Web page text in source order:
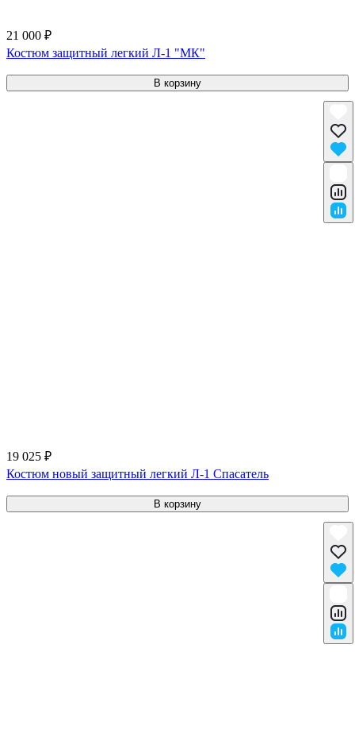
21 000 ₽
Костюм защитный легкий Л-1 "МК"
В корзину
19 025 ₽
Костюм новый защитный легкий Л-1 Спасатель
В корзину